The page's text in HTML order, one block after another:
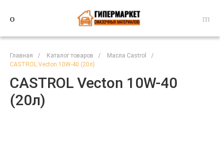
Главная / Каталог товаров / Масла Castrol
/
CASTROL Vecton 10W-40 (20л)
CASTROL Vecton 10W-40
(20л)